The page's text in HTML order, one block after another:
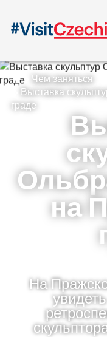
Чем заняться
Выставка
граде
на
На